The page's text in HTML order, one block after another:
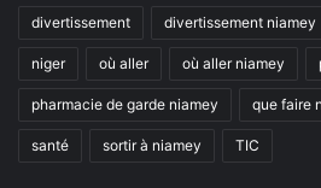
divertissement divertissement niamey
niger où aller où aller niamey
pharmacie de garde niamey que faire
santé sortir à niamey TIC